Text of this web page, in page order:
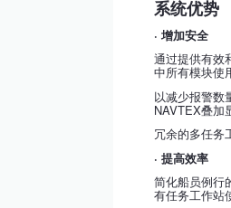
系统优势
·增加安全
通过提供有效
中所有模块使
以减少报警数
NAVTEX叠加
冗余的多任务
·提高效率
简化船员例行
有任务工作站